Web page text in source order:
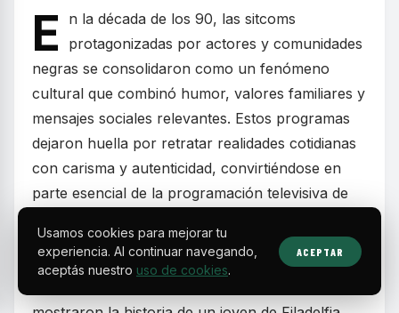
E
n la década de los 90, las sitcoms
protagonizadas por actores y comunidades
negras se consolidaron como un fenómeno
cultural que combinó humor, valores familiares y
mensajes sociales relevantes. Estos programas
dejaron huella por retratar realidades cotidianas
con carisma y autenticidad, convirtiéndose en
parte esencial de la programación televisiva de
generación.
Usamos cookies para mejorar tu
experiencia. Al continuar navegando,
aceptás nuestro uso de cookies.
ACEPTAR